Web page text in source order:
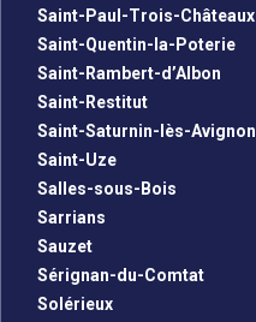
Saint-Paul-Trois-Châteaux
Saint-Quentin-la-Poterie
Saint-Rambert-d’Albon
Saint-Restitut
Saint-Saturnin-lès-Avignon
Saint-Uze
Salles-sous-Bois
Sarrians
Sauzet
Sérignan-du-Comtat
Solérieux